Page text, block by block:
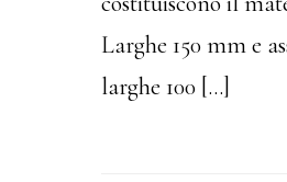
Larghe 150 mm e
larghe 100 […]